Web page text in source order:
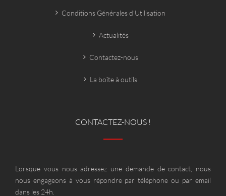
Conditions Générales d’Utilisation
Actualités
Contactez-nous
La boîte à outils
CONTACTEZ-NOUS !
Lorsque vous nous adressez une demande de contact, nous
nous engageons à vous répondre par téléphone ou par email
dans les 24h.